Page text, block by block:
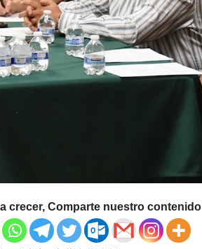
crecer, Comparte nuestro contenido